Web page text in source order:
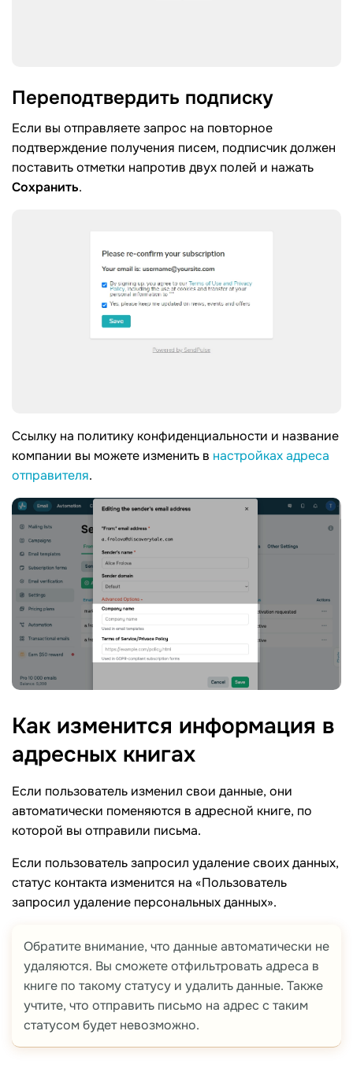
Переподтвердить подписку
Если вы отправляете запрос на повторное
подтверждение получения писем, подписчик должен
поставить отметки напротив двух полей и нажать
Сохранить.
Ссылку на политику конфиденциальности и название
компании вы можете изменить в настройках адреса
отправителя.
Как изменится информация в
адресных книгах
Если пользователь изменил свои данные, они
автоматически поменяются в адресной книге, по
которой вы отправили письма.
Если пользователь запросил удаление своих данных,
статус контакта изменится на «Пользователь
запросил удаление персональных данных».
Обратите внимание, что данные автоматически не
удаляются. Вы сможете отфильтровать адреса в
книге по такому статусу и удалить данные. Также
учтите, что отправить письмо на адрес с таким
статусом будет невозможно.